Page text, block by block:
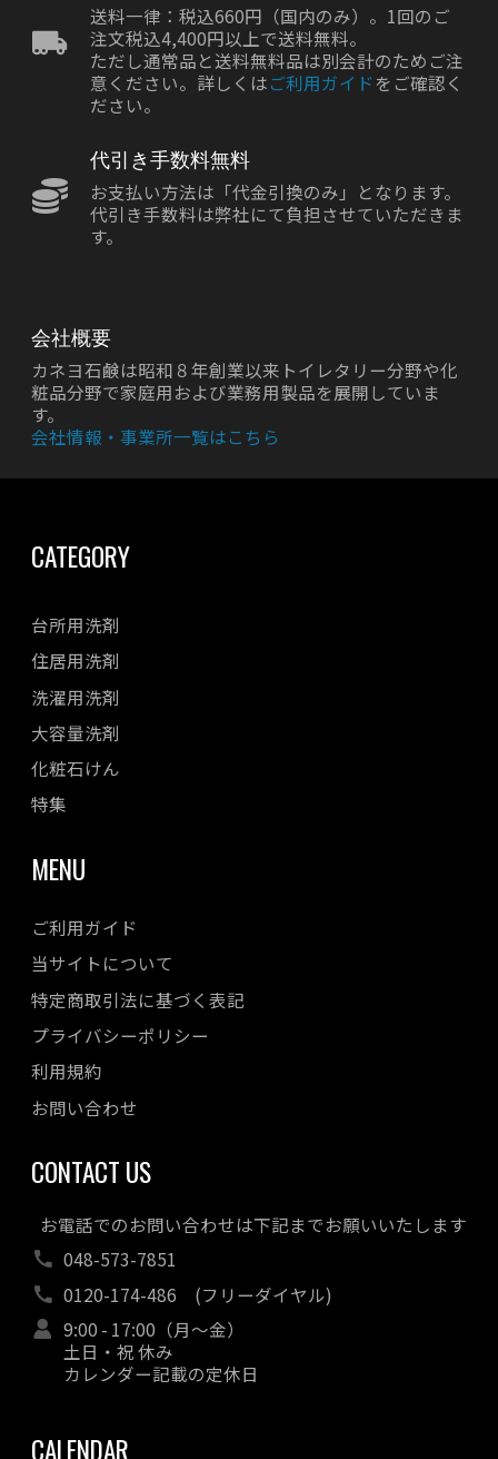
送料一律：税込660円（国内のみ）。1回のご
注文税込4,400円以上で送料無料。
ただし通常品と送料無料品は別会計のためご注
意ください。詳しくはご利用ガイド をご確認く
ださい。
代引き手数料無料
お支払い方法は「代金引換のみ」となります。
代引き手数料は弊社にて負担させていただきま
す。
会社概要
カネヨ石鹸は昭和８年創業以来トイレタリー分野や化
粧品分野で家庭用および業務用製品を展開していま
す。
会社情報・事業所一覧はこちら
CATEGORY
台所用洗剤
住居用洗剤
洗濯用洗剤
大容量洗剤
化粧石けん
特集
MENU
ご利用ガイド
当サイトについて
特定商取引法に基づく表記
プライバシーポリシー
利用規約
お問い合わせ
CONTACT US
お電話でのお問い合わせは下記までお願いいたします
048-573-7851
0120-174-486 (フリーダイヤル)
9:00 - 17:00（月～金）
土日・祝 休み
カレンダー記載の定休日
CALENDAR